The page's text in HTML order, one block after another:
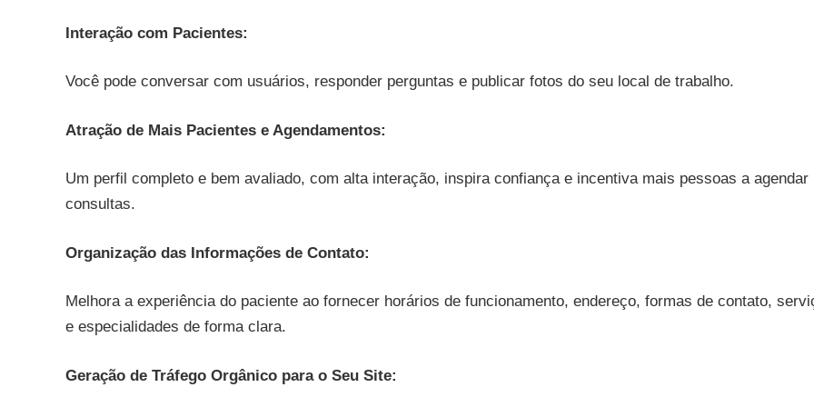
Interação com Pacientes:
Você pode conversar com usuários, responder perguntas e publicar fotos do seu local de trabalho.
Atração de Mais Pacientes e Agendamentos:
Um perfil completo e bem avaliado, com alta interação, inspira confiança e incentiva mais pessoas a agendar
consultas.
Organização das Informações de Contato:
Melhora a experiência do paciente ao fornecer horários de funcionamento, endereço, formas de contato,
e especialidades de forma clara.
Geração de Tráfego Orgânico para o Seu Site: